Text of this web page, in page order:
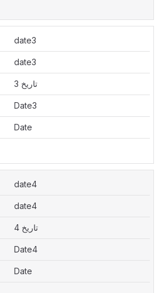
date3
date3
تاريخ 3
Date3
Date
date4
date4
تاريخ 4
Date4
Date